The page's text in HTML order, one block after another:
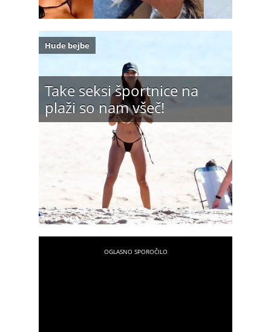
Take seksi športnice na
plaži so nam všeč!
Hude bejbe